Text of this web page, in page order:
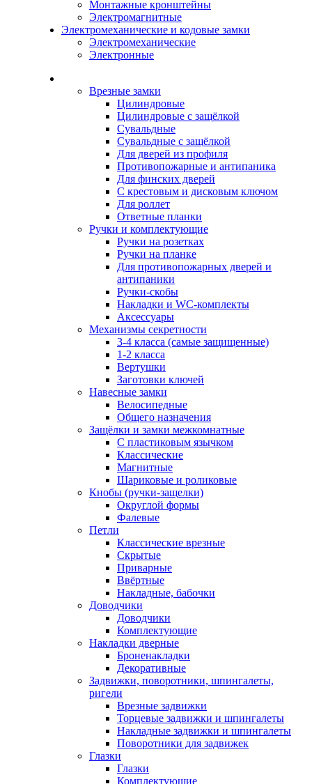
Монтажные кронштейны
Электромагнитные
Электромеханические и кодовые замки
Электромеханические
Электронные
Врезные замки
Цилиндровые
Цилиндровые с защёлкой
Сувальдные
Сувальдные с защёлкой
Для дверей из профиля
Противопожарные и антипаника
Для финских дверей
С крестовым и дисковым ключом
Для роллет
Ответные планки
Ручки и комплектующие
Ручки на розетках
Ручки на планке
Для противопожарных дверей и
антипаники
Ручки-скобы
Накладки и WC-комплекты
Аксессуары
Механизмы секретности
3-4 класса (самые защищенные)
1-2 класса
Вертушки
Заготовки ключей
Навесные замки
Велосипедные
Общего назначения
Защёлки и замки межкомнатные
С пластиковым язычком
Классические
Магнитные
Шариковые и роликовые
Кнобы (ручки-защелки)
Округлой формы
Фалевые
Петли
Классические врезные
Скрытые
Приварные
Ввёртные
Накладные, бабочки
Доводчики
Доводчики
Комплектующие
Накладки дверные
Броненакладки
Декоративные
Задвижки, поворотники, шпингалеты,
ригели
Врезные задвижки
Торцевые задвижки и шпингалеты
Накладные задвижки и шпингалеты
Поворотники для задвижек
Глазки
Глазки
Комплектующие